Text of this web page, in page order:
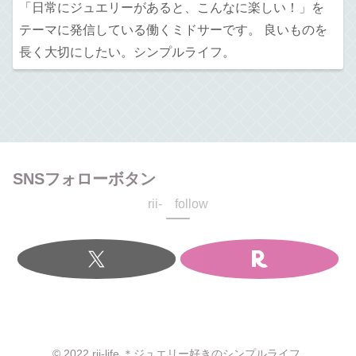
「日常にジュエリーがあると、こんなに楽しい！」を
テーマに発信している働くミドサーです。 良いものを
長く大切にしたい。シンプルライフ。
SNSフォローボタン
rii- follow